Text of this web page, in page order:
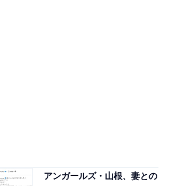
アンガールズ・山根、妻との